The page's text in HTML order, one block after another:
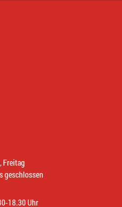
Freitag
geschlossen
18.30 Uhr